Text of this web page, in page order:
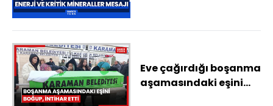
mesajı
Eve çağırdığı boşanma
aşamasındaki eşini